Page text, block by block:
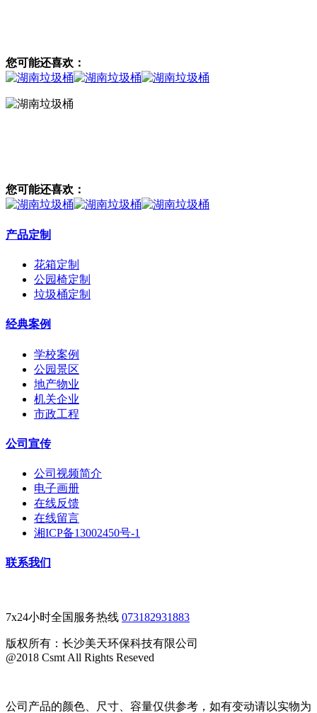
您可能还喜欢：
您可能还喜欢：
产品定制
花箱定制
公园椅定制
垃圾桶定制
经典案例
学校案例
公园景区
地产物业
机关企业
市政工程
公司宣传
公司视频简介
电子画册
在线反馈
在线留言
湘ICP备13002450号-1
联系我们
7x24小时全国服务热线 073182931883
版权所有：长沙美天环保科技有限公司
@2018 Csmt All Rights Reseved
公司产品的颜色、尺寸、容量仅供参考，如有变动请以实物为